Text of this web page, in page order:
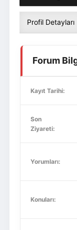
Profil Detayları
Forum
Kayıt Tarihi:
Son
Ziyareti:
Yorumları:
Konuları: